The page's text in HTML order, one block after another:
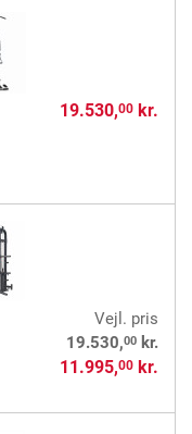
19.530,00kr.
Vejl. pris
19.530,00kr.
11.995,00kr.